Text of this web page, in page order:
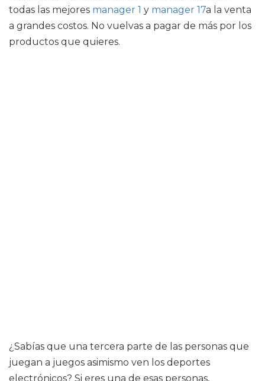
todas las mejores manager 1 y manager 17a la venta
a grandes costos. No vuelvas a pagar de más por los
productos que quieres.
¿Sabías que una tercera parte de las personas que
juegan a juegos asimismo ven los deportes
electrónicos? Si eres una de esas personas,